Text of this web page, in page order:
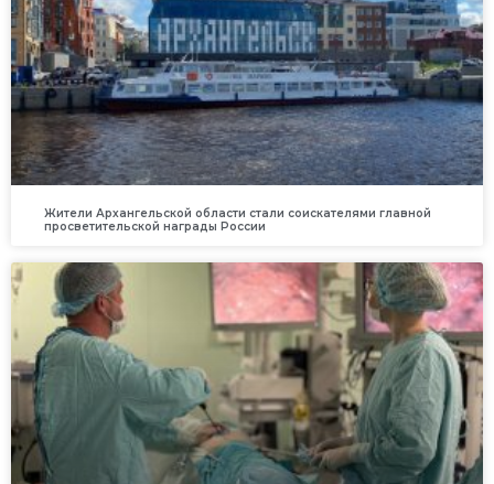
Жители Архангельской области стали соискателями главной
просветительской награды России